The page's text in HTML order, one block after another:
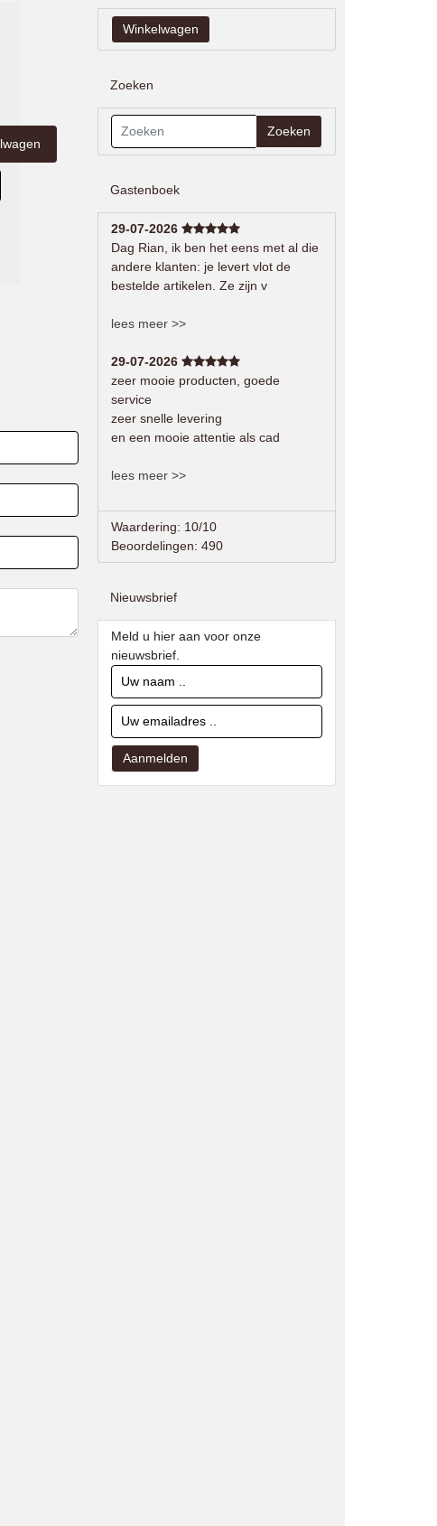
Zoeken
Zoeken
Gastenboek
29-07-2026
Dag Rian, ik ben het eens met al die
andere klanten: je levert vlot de
bestelde artikelen. Ze zijn v
lees meer >>
29-07-2026
zeer mooie producten, goede
service
zeer snelle levering
en een mooie attentie als cad
lees meer >>
Waardering: 10/10
Beoordelingen: 490
Nieuwsbrief
Meld u hier aan voor onze
nieuwsbrief.